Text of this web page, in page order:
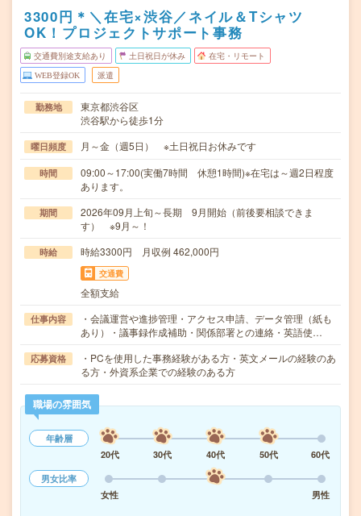
3300円＊＼在宅×渋谷／ネイル＆Tシャツ
OK！プロジェクトサポート事務
交通費別途支給あり 土日祝日が休み 在宅・リモート
WEB登録OK 派遣
勤務地
東京都渋谷区
渋谷駅から徒歩1分
曜日頻度 月～金（週5日） ※土日祝日お休みです
時間
09:00～17:00(実働7時間 休憩1時間)※在宅は～週2日程度
あります。
期間
2026年09月上旬～長期 9月開始（前後要相談できま
す） ※9月～！
時給 時給3300円 月収例 462,000円
交通費
全額支給
仕事内容
・会議運営や進捗管理・アクセス申請、データ管理（紙も
あり）・議事録作成補助・関係部署との連絡・英語使…
応募資格
・PCを使用した事務経験がある方・英文メールの経験のあ
る方・外資系企業での経験のある方
職場の雰囲気
年齢層
20代
30代 40代 50代
60代
男女比率
女性
男性